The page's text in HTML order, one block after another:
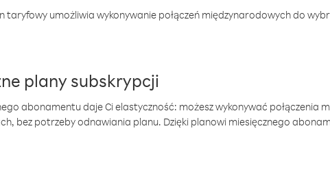
taryfowy umożliwia wykonywanie połączeń międzynarodowych do
plany subskrypcji
abonamentu daje Ci elastyczność: możesz wykonywać
bez potrzeby odnawiania planu. Dzięki planowi miesięcznego